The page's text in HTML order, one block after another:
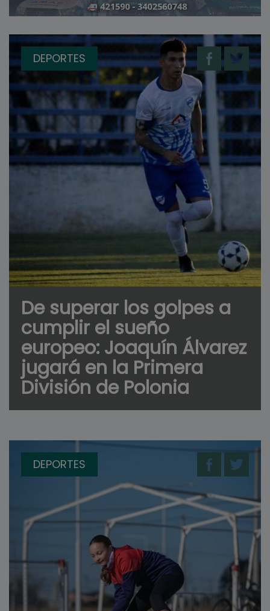
DEPORTES
De superar los golpes a
cumplir el sueño
europeo: Joaquín Álvarez
jugará en la Primera
División de Polonia
DEPORTES